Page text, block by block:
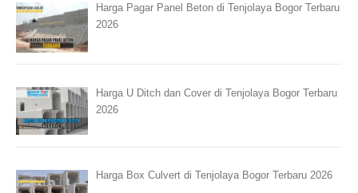
Harga Pagar Panel Beton di Tenjolaya Bogor Terbaru
2026
Harga U Ditch dan Cover di Tenjolaya Bogor Terbaru
2026
Harga Box Culvert di Tenjolaya Bogor Terbaru 2026